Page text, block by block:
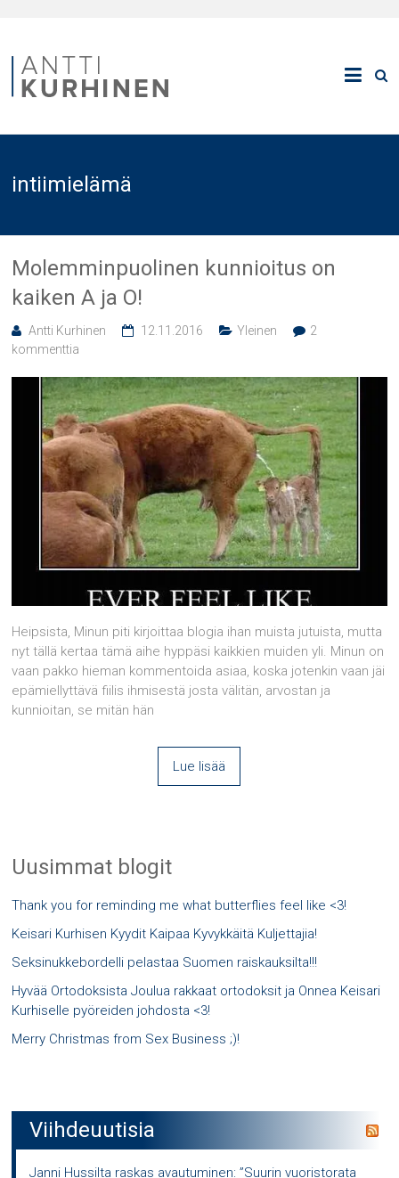
intiimielämä
Molemminpuolinen kunnioitus on
kaiken A ja O!
Antti Kurhinen 12.11.2016 Yleinen
2
kommenttia
Heipsista, Minun piti kirjoittaa blogia ihan muista jutuista, mutta
nyt tällä kertaa tämä aihe hyppäsi kaikkien muiden yli. Minun on
vaan pakko hieman kommentoida asiaa, koska jotenkin vaan jäi
epämiellyttävä fiilis ihmisestä josta välitän, arvostan ja
kunnioitan, se mitän hän
Lue lisää
Uusimmat blogit
Thank you for reminding me what butterflies feel like <3!
Keisari Kurhisen Kyydit Kaipaa Kyvykkäitä Kuljettajia!
Seksinukkebordelli pelastaa Suomen raiskauksilta!!!
Hyvää Ortodoksista Joulua rakkaat ortodoksit ja Onnea Keisari
Kurhiselle pyöreiden johdosta <3!
Merry Christmas from Sex Business ;)!
Viihdeuutisia
Janni Hussilta raskas avautuminen: ”Suurin vuoristorata